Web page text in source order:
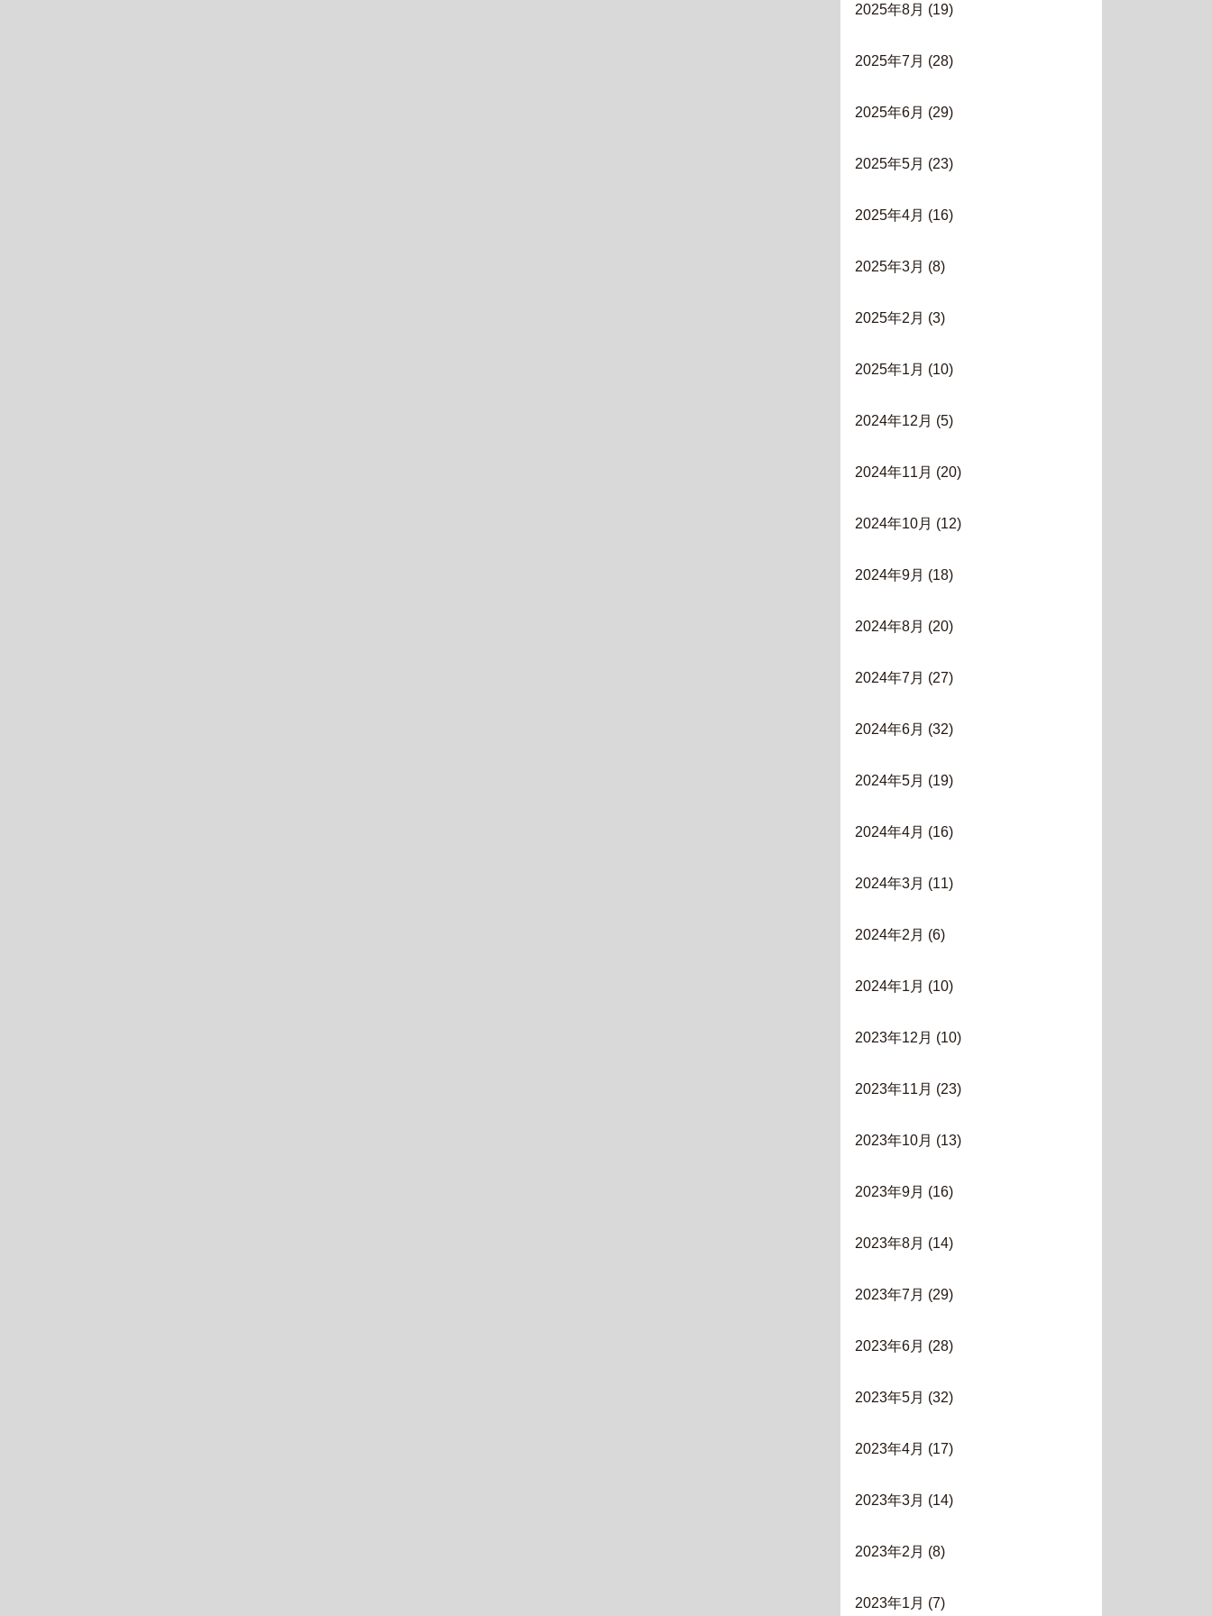
2025年8月 (19)
2025年7月 (28)
2025年6月 (29)
2025年5月 (23)
2025年4月 (16)
2025年3月 (8)
2025年2月 (3)
2025年1月 (10)
2024年12月 (5)
2024年11月 (20)
2024年10月 (12)
2024年9月 (18)
2024年8月 (20)
2024年7月 (27)
2024年6月 (32)
2024年5月 (19)
2024年4月 (16)
2024年3月 (11)
2024年2月 (6)
2024年1月 (10)
2023年12月 (10)
2023年11月 (23)
2023年10月 (13)
2023年9月 (16)
2023年8月 (14)
2023年7月 (29)
2023年6月 (28)
2023年5月 (32)
2023年4月 (17)
2023年3月 (14)
2023年2月 (8)
2023年1月 (7)